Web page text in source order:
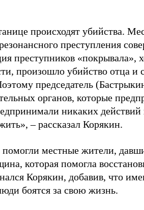
происходят убийства.
преступления
преступников «покрывала»,
произошло убийство отца и
председатель
органов, которые
никаких
–рассказал Корякин.
местные жители,
которая помогла
Корякин, добавив, что
боятся за свою жизнь.